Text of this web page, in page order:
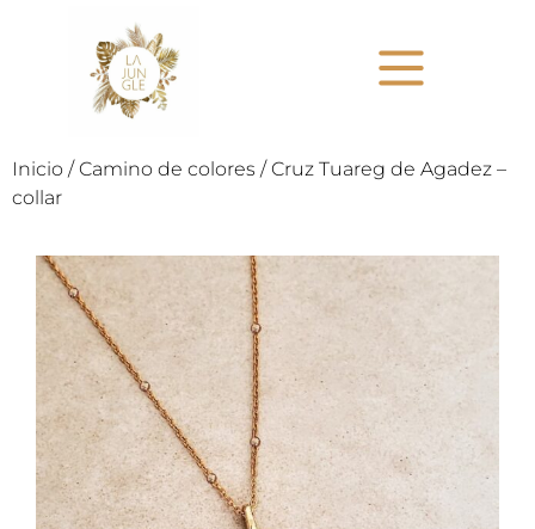
Inicio /Camino de colores / Cruz Tuareg de Agadez –
collar